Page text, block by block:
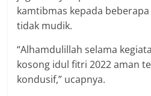
kamtibmas kepada
tidak mudik.
“Alhamdulillah selama
kosong idul fitri 2022 aman
kondusif,” ucapnya.